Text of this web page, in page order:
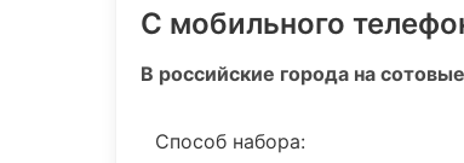
С мобильного
В российские города на
Способ набора: